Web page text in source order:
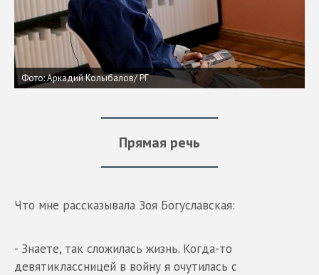
Фото: Аркадий Колыбалов/ РГ
Прямая речь
Что мне рассказывала Зоя Богуславская:
- Знаете, так сложилась жизнь. Когда-то
девятиклассницей в войну я очутилась с